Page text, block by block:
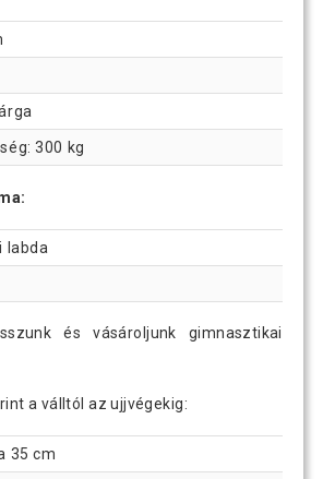
300 kg
labda
és vásároljunk gimnasztikai
a válltól az ujjvégekig:
35 cm